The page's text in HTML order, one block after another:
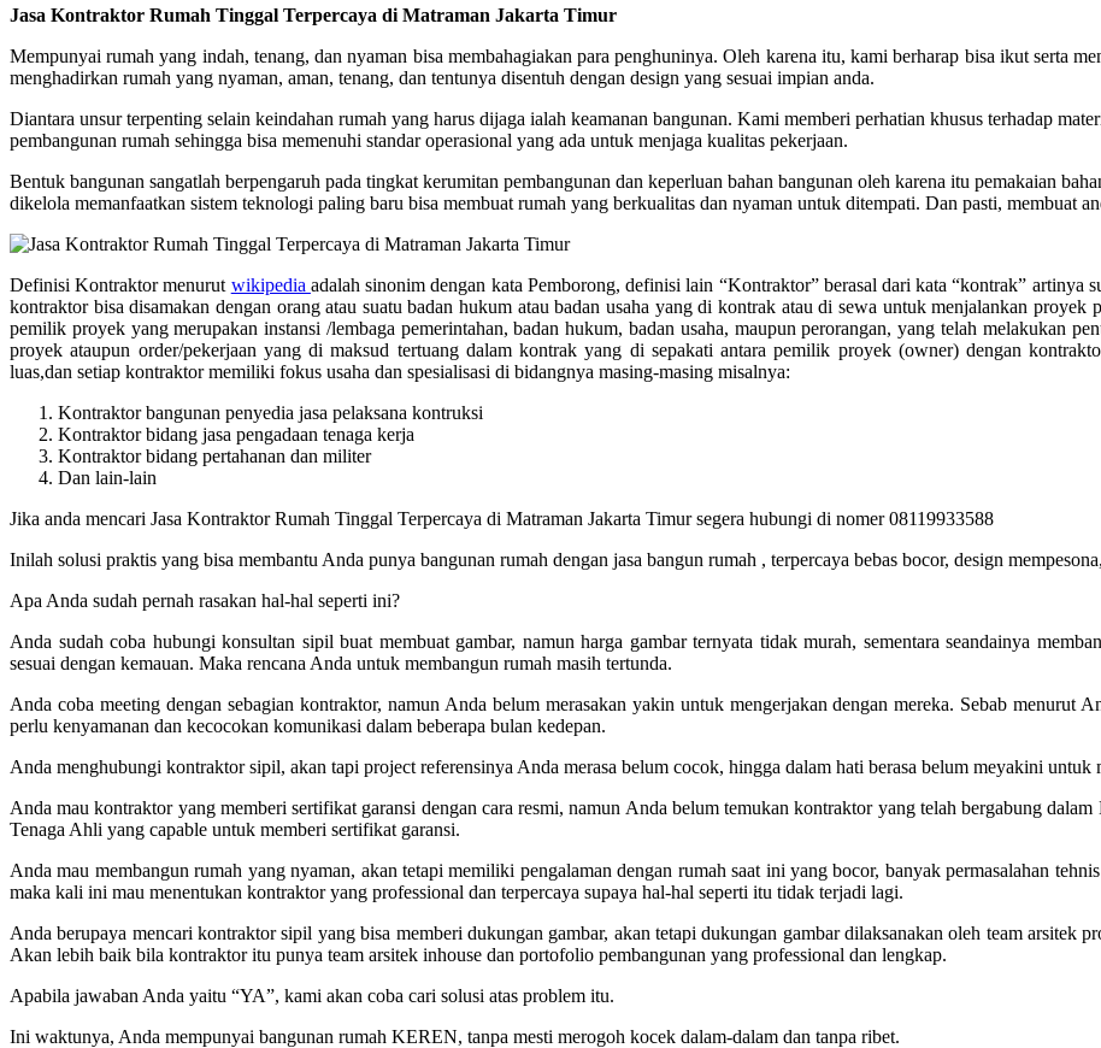
Jasa Kontraktor Rumah Tinggal Terpercaya di Matraman Jakarta Timur
Mempunyai rumah yang indah, tenang, dan nyaman bisa membahagiakan para penghuninya. Oleh karena itu, kami berharap bisa ikut serta
menghadirkan rumah yang nyaman, aman, tenang, dan tentunya disentuh dengan design yang sesuai impian anda.
Diantara unsur terpenting selain keindahan rumah yang harus dijaga ialah keamanan bangunan. Kami memberi perhatian khusus terhadap
pembangunan rumah sehingga bisa memenuhi standar operasional yang ada untuk menjaga kualitas pekerjaan.
Bentuk bangunan sangatlah berpengaruh pada tingkat kerumitan pembangunan dan keperluan bahan bangunan oleh karena itu pemakaian
dikelola memanfaatkan sistem teknologi paling baru bisa membuat rumah yang berkualitas dan nyaman untuk ditempati. Dan pasti, membuat
Definisi Kontraktor menurut wikipedia adalah sinonim dengan kata Pemborong, definisi lain “Kontraktor” berasal dari kata “kontrak” artinya
kontraktor bisa disamakan dengan orang atau suatu badan hukum atau badan usaha yang di kontrak atau di sewa untuk menjalankan
pemilik proyek yang merupakan instansi /lembaga pemerintahan, badan hukum, badan usaha, maupun perorangan, yang telah melakukan
proyek ataupun order/pekerjaan yang di maksud tertuang dalam kontrak yang di sepakati antara pemilik proyek (owner) dengan
luas,dan setiap kontraktor memiliki fokus usaha dan spesialisasi di bidangnya masing-masing misalnya:
Kontraktor bangunan penyedia jasa pelaksana kontruksi
Kontraktor bidang jasa pengadaan tenaga kerja
Kontraktor bidang pertahanan dan militer
Dan lain-lain
Jika anda mencari Jasa Kontraktor Rumah Tinggal Terpercaya di Matraman Jakarta Timur segera hubungi di nomer 08119933588
Inilah solusi praktis yang bisa membantu Anda punya bangunan rumah dengan jasa bangun rumah , terpercaya bebas bocor, design
Apa Anda sudah pernah rasakan hal-hal seperti ini?
Anda sudah coba hubungi konsultan sipil buat membuat gambar, namun harga gambar ternyata tidak murah, sementara seandainya
sesuai dengan kemauan. Maka rencana Anda untuk membangun rumah masih tertunda.
Anda coba meeting dengan sebagian kontraktor, namun Anda belum merasakan yakin untuk mengerjakan dengan mereka. Sebab menurut
perlu kenyamanan dan kecocokan komunikasi dalam beberapa bulan kedepan.
Anda menghubungi kontraktor sipil, akan tapi project referensinya Anda merasa belum cocok, hingga dalam hati berasa belum meyakini untuk
Anda mau kontraktor yang memberi sertifikat garansi dengan cara resmi, namun Anda belum temukan kontraktor yang telah bergabung
Tenaga Ahli yang capable untuk memberi sertifikat garansi.
Anda mau membangun rumah yang nyaman, akan tetapi memiliki pengalaman dengan rumah saat ini yang bocor, banyak permasalahan
maka kali ini mau menentukan kontraktor yang professional dan terpercaya supaya hal-hal seperti itu tidak terjadi lagi.
Anda berupaya mencari kontraktor sipil yang bisa memberi dukungan gambar, akan tetapi dukungan gambar dilaksanakan oleh team arsitek
Akan lebih baik bila kontraktor itu punya team arsitek inhouse dan portofolio pembangunan yang professional dan lengkap.
Apabila jawaban Anda yaitu “YA”, kami akan coba cari solusi atas problem itu.
Ini waktunya, Anda mempunyai bangunan rumah KEREN, tanpa mesti merogoh kocek dalam-dalam dan tanpa ribet.